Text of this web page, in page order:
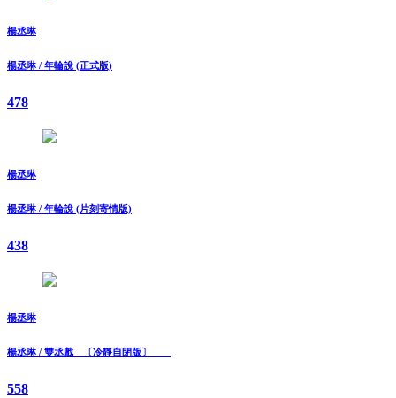
楊丞琳
楊丞琳 / 年輪說 (正式版)
478
楊丞琳
楊丞琳 / 年輪說 (片刻寄情版)
438
楊丞琳
楊丞琳 / 雙丞戲 〔冷靜自閉版〕
558